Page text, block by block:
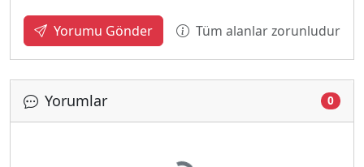
Yorumu Gönder Tüm alanlar zorunludur
Yorumlar 0